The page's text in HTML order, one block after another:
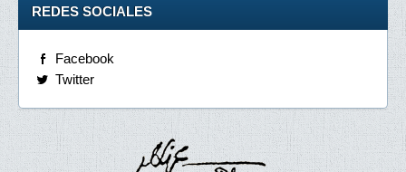
REDES SOCIALES
Facebook
Twitter